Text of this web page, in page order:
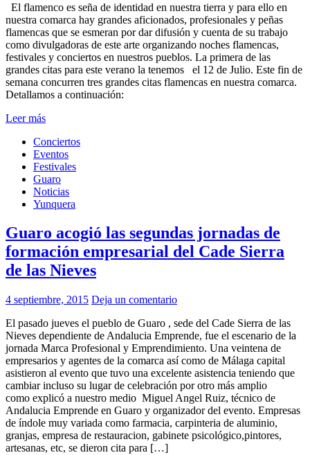
El flamenco es seña de identidad en nuestra tierra y para ello en
nuestra comarca hay grandes aficionados, profesionales y peñas
flamencas que se esmeran por dar difusión y cuenta de su trabajo
como divulgadoras de este arte organizando noches flamencas,
festivales y conciertos en nuestros pueblos. La primera de las
grandes citas para este verano la tenemos el 12 de Julio. Este fin de
semana concurren tres grandes citas flamencas en nuestra comarca.
Detallamos a continuación:
Leer más
Conciertos
Eventos
Festivales
Guaro
Noticias
Yunquera
Guaro acogió las segundas jornadas de
formación empresarial del Cade Sierra
de las Nieves
4 septiembre, 2015 Deja un comentario
El pasado jueves el pueblo de Guaro , sede del Cade Sierra de las
Nieves dependiente de Andalucia Emprende, fue el escenario de la
jornada Marca Profesional y Emprendimiento. Una veintena de
empresarios y agentes de la comarca así como de Málaga capital
asistieron al evento que tuvo una excelente asistencia teniendo que
cambiar incluso su lugar de celebración por otro más amplio
como explicó a nuestro medio Miguel Angel Ruiz, técnico de
Andalucia Emprende en Guaro y organizador del evento. Empresas
de índole muy variada como farmacia, carpinteria de aluminio,
granjas, empresa de restauracion, gabinete psicológico,pintores,
artesanas, etc, se dieron cita para […]